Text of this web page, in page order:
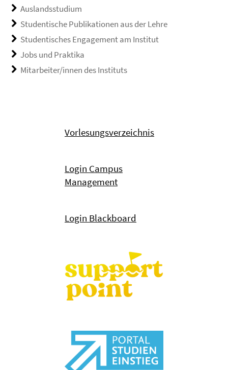
Auslandsstudium
Studentische Publikationen aus der Lehre
Studentisches Engagement am Institut
Jobs und Praktika
Mitarbeiter/innen des Instituts
Vorlesungsverzeichnis
Login Campus
Management
Login Blackboard